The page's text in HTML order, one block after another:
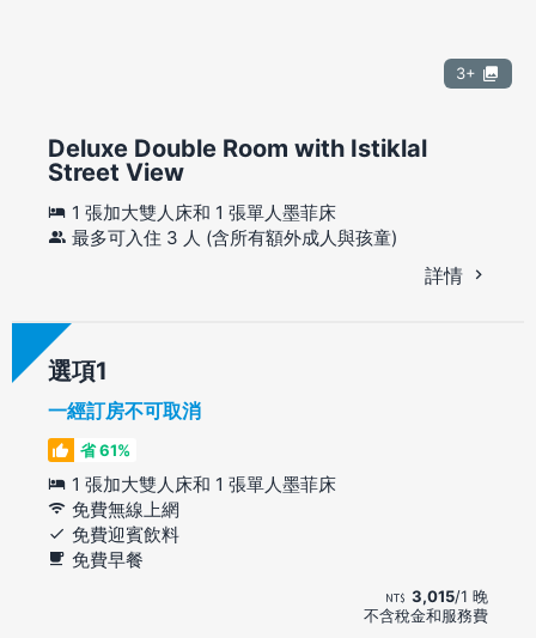
3+
Deluxe Double Room with Istiklal
Street View
1 張加大雙人床和 1 張單人墨菲床
最多可入住 3 人 (含所有額外成人與孩童)
詳情
選項
一經訂房不可取消
省 61%
1 張加大雙人床和 1 張單人墨菲床
免費無線上網
免費迎賓飲料
免費早餐
3,015/1 晚
不含稅金和服務費